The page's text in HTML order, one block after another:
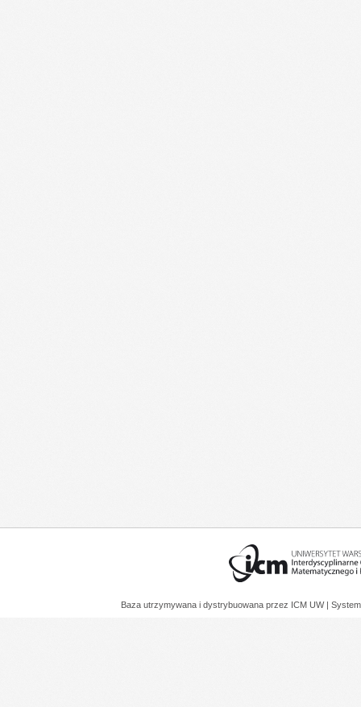
Baza utrzymywana i dystrybuowana przez ICM UW |